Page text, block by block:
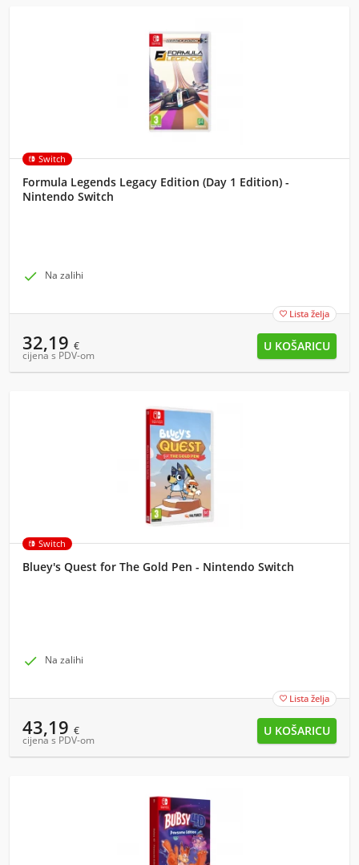
Switch
Formula Legends Legacy Edition (Day 1 Edition) -
Nintendo Switch
 Na zalihi
 Lista želja
32,19 €
cijena s PDV-om
Switch
Bluey's Quest for The Gold Pen - Nintendo Switch
 Na zalihi
 Lista želja
43,19 €
cijena s PDV-om